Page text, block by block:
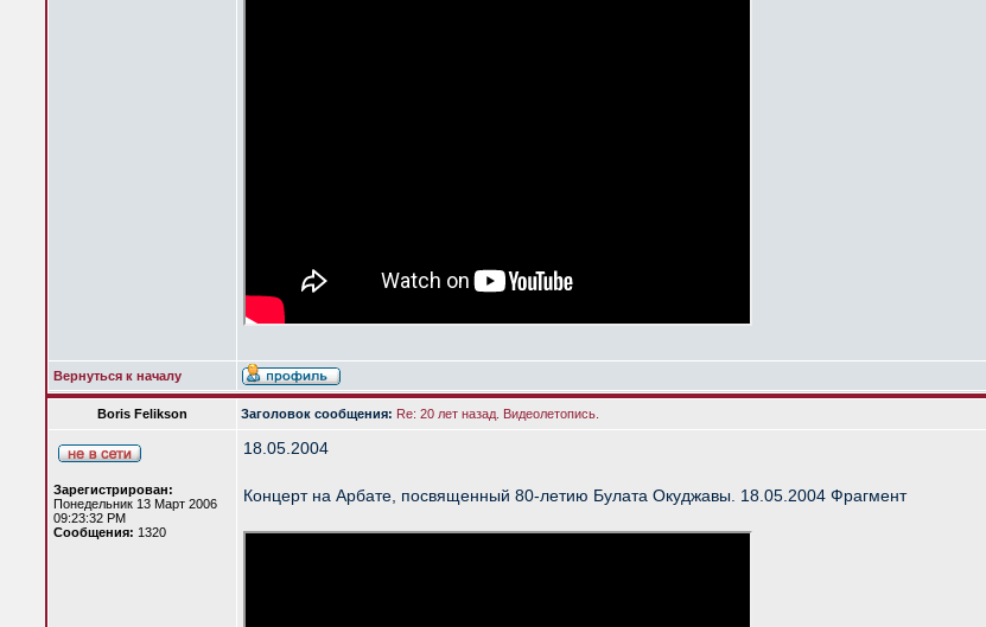
Вернуться к началу
Boris Felikson Заголовок сообщения: Re: 20 лет назад. Видеолетопись.
Зарегистрирован:
Понедельник 13 Март 2006
09:23:32 PM
Сообщения: 1320
18.05.2004
Концерт на Арбате, посвященный 80-летию Булата Окуджавы. 18.05.2004 Фрагмент